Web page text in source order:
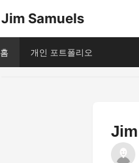
Jim Samuels
홈 개인 포트폴리오